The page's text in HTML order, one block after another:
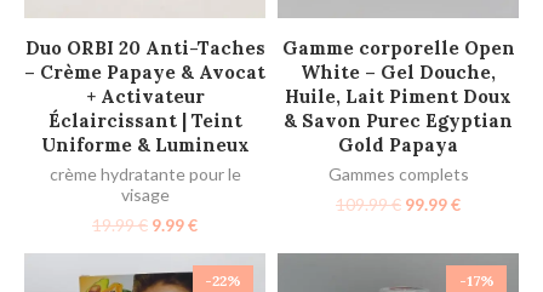
AJOUTER AU PANIER
Duo ORBI 20 Anti-Taches
– Crème Papaye & Avocat
+ Activateur
Éclaircissant | Teint
Uniforme & Lumineux
crème hydratante pour le
visage
19.99€ 9.99€
AJOUTER AU PANIER
Gamme corporelle Open
White – Gel Douche,
Huile, Lait Piment Doux
& Savon Purec Egyptian
Gold Papaya
Gammes complets
109.99€ 99.99€
-22% -17%